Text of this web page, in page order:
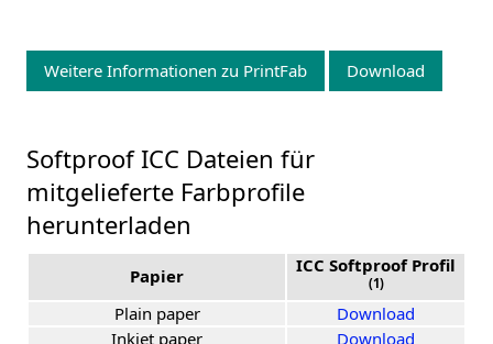
Weitere Informationen zu PrintFab Download
Softproof ICC Dateien für
mitgelieferte Farbprofile
herunterladen
Papier ICC Softproof Profil
(1)
Plain paper
Download
Inkjet paper
Download